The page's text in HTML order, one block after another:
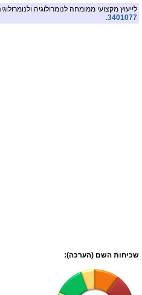
לייעוץ מקצועי ממומחה לנומרולוגיה
3401077
.
שכיחות השם (הערכה):